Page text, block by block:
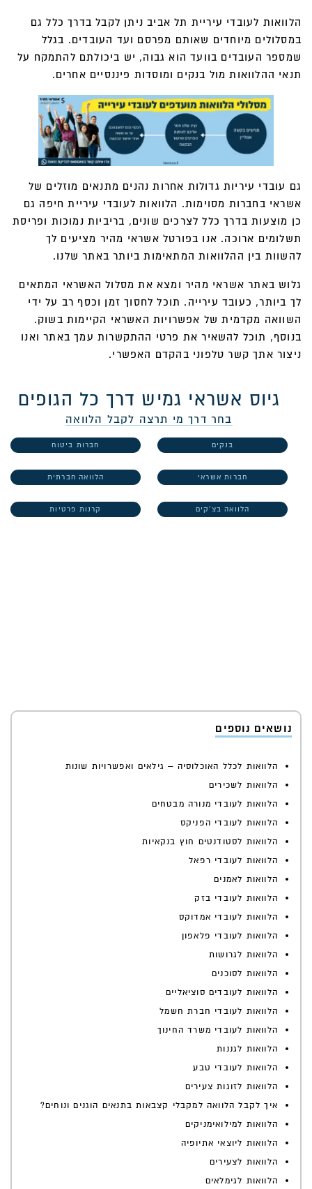
הלוואות לעובדי עיריית תל אביב ניתן לקבל בדרך כלל גם
במסלולים מיוחדים שאותם מפרסם ועד העובדים. בגלל
שמספר העובדים בוועד הוא גבוה, יש ביכולתם להתמקח על
תנאי ההלוואות מול בנקים ומוסדות פיננסיים אחרים.
גם עובדי עיריות גדולות אחרות נהנים מתנאים מוזלים של
אשראי בחברות מסוימות. הלוואות לעובדי עיריית חיפה גם
כן מוצעות בדרך כלל לצרכים שונים, בריביות נמוכות ופריסת
תשלומים ארוכה. אנו בפורטל אשראי מהיר מציעים לך
להשוות בין ההלוואות המתאימות ביותר באתר שלנו.
גלוש באתר אשראי מהיר ומצא את מסלול האשראי המתאים
לך ביותר, כעובד עירייה. תוכל לחסוך זמן וכסף רב על ידי
השוואה מקדמית של אפשרויות האשראי הקיימות בשוק.
בנוסף, תוכל להשאיר את פרטי ההתקשרות עמך באתר ואנו
ניצור אתך קשר טלפוני בהקדם האפשרי.
גיוס אשראי גמיש דרך כל הגופים
בחר דרך מי תרצה לקבל הלוואה
בנקים חברות ביטוח
חברות אשראי הלוואה חברתית
הלוואה בצ'קים קרנות פרטיות
נושאים נוספים
הלוואות לכלל האוכלוסיה – גילאים ואפשרויות שונות
הלוואות לשכירים
הלוואות לעובדי מנורה מבטחים
הלוואות לעובדי הפניקס
הלוואות לסטודנטים חוץ בנקאיות
הלוואות לעובדי רפאל
הלוואות לאמנים
הלוואות לעובדי בזק
הלוואות לעובדי אמדוקס
הלוואות לעובדי פלאפון
הלוואות לגרושות
הלוואות לסוכנים
הלוואות לעובדים סוציאליים
הלוואות לעובדי חברת חשמל
הלוואות לעובדי משרד החינוך
הלוואות לגננות
הלוואות לעובדי טבע
הלוואות לזוגות צעירים
איך לקבל הלוואה למקבלי קצבאות בתנאים הוגנים ונוחים?
הלוואות למילואימניקים
הלוואות ליוצאי אתיופיה
הלוואות לצעירים
הלוואות לגימלאים